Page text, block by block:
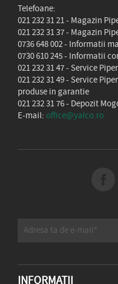
Telefoane:
021 232 31 21- Magazin
021 232 31 37- Magazin
0736 648 002- Informatii
0730 610 245- Informatii
021 232 31 47- Service
021 232 31 49- Service
produse in garantie
021 232 31 76- Depozit
E-mail: office@yalco.ro
INFORMATII